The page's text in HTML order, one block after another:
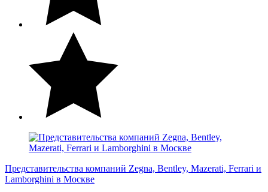
Представительства компаний Zegna, Bentley, Mazerati, Ferrari и
Lamborghini в Москве